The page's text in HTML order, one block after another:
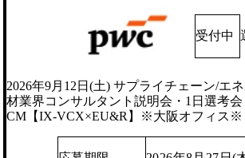
受付中
2026年9月12日(土) サプライチェーン/エ
材業界コンサルタント説明会・1日選考会
CM【IX-VCX×EU&R】※大阪オフィス※